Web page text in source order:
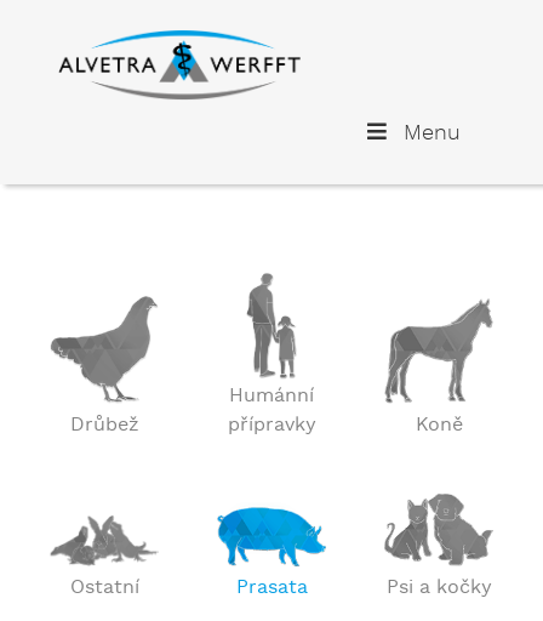
Menu
Drůbež
Humánní
přípravky
Koně
Ostatní Prasata Psi a kočky